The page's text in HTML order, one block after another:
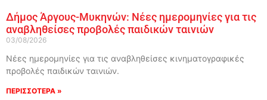
Δήμος Άργους-Μυκηνών: Νέες ημερομηνίες για τις
αναβληθείσες προβολές παιδικών ταινιών
03/08/2026
Νέες ημερομηνίες για τις αναβληθείσες κινηματογραφικές
προβολές παιδικών ταινιών.
ΠΕΡΙΣΣΟΤΕΡΑ »